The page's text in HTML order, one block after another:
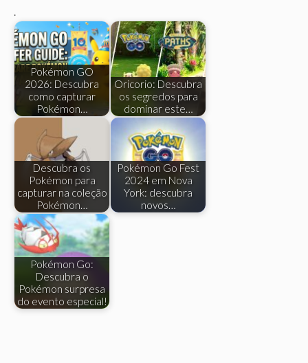
.
Pokémon GO
2026: Descubra
como capturar
Pokémon…
Oricorio: Descubra
os segredos para
dominar este…
Descubra os
Pokémon para
capturar na coleção
Pokémon…
Pokémon Go Fest
2024 em Nova
York: descubra
novos…
Pokémon Go:
Descubra o
Pokémon surpresa
do evento especial!